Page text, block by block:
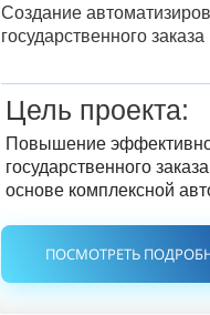
Создание
государственного
Цель проекта:
Повышение
государственного
основе комплексной
ПОСМОТРЕТЬ